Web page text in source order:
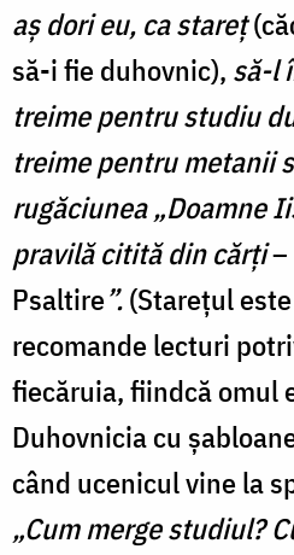
aș dori eu, ca stareț
să-i fie duhovnic), să-l
treime pentru studiu
treime pentru metanii
rugăciunea „Doamne
pravilă citită din cărți–
Psaltire”.(Starețul
recomande lecturi
fiecăruia, fiindcă omul
Duhovnicia cu
când ucenicul vine la
„Cum merge studiul?